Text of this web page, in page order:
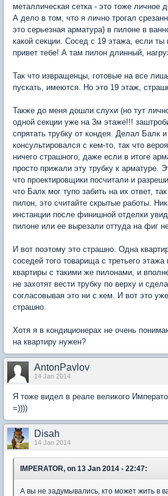
металлическая сетка - это тоже личное
А дело в том, что я лично трогал
это серьезная арматура) в пилоне в
какой секции. Сосед с 19 этажа, если
привет тебе! А там пилон длинный,
Так что извращенцы, готовые на все
пускать, имеются. Но это 19 этаж,
Также до меня дошли слухи (но тут
одной секции уже на 3м этаже!!!
спрятать трубку от кондея. Делал Балк
консультировался с кем-то, так что
ничего страшного, даже если в итоге
просто прижали эту трубку к арматуре.
что проектировщики посчитали и
что Балк мог тупо забить на их ответ,
пилон, это считайте скрытые работы.
инстанции после финишной отделки
пилоне или ее вырезали оттуда на фиг
И вот поэтому это страшно. Одна
соседей того товарища с третьего этажа
квартиры с такими же пилонами, и
не захотят вести трубку по верху и
согласовывая это ни с кем. И вот это
страшно.
Хотя я в кондиционерах не очень
на квартиру нужен?
AntonPavlov
14 Jan 2014
Я тоже видел в реале великого
=))))
Disah
14 Jan 2014
IMPERATOR, on 13 Jan 2014 - 22:47:
А вы не задумывались, кто может жить в